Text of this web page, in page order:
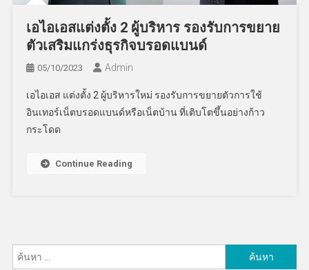
เอไอเอสแต่งตั้ง 2 ผู้บริหาร รองรับการขยาย
ตัวเสริมแกร่งธุรกิจบรอดแบนด์
05/10/2023 Admin
เอไอเอส แต่งตั้ง 2 ผู้บริหารใหม่ รองรับการขยายตัวการใช้
อินเทอร์เน็ตบรอดแบนด์หรือเน็ตบ้าน ที่เติบโตขึ้นอย่างก้าว
กระโดด
Continue Reading